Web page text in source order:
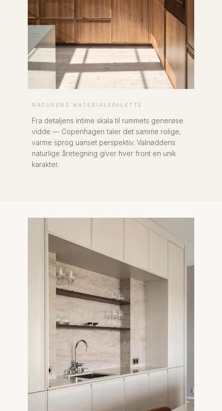
NATURENS MATERIALEPALETTE
Fra detaljens intime skala til rummets generøse
vidde — Copenhagen taler det samme rolige,
varme sprog uanset perspektiv. Valnøddens
naturlige åretegning giver hver front en unik
karakter.